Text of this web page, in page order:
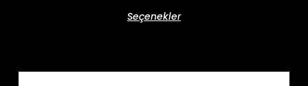
Seçenekler